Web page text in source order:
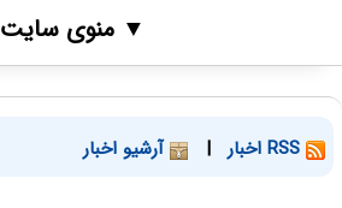
▼ منوی سایت
| آرشیو اخبار